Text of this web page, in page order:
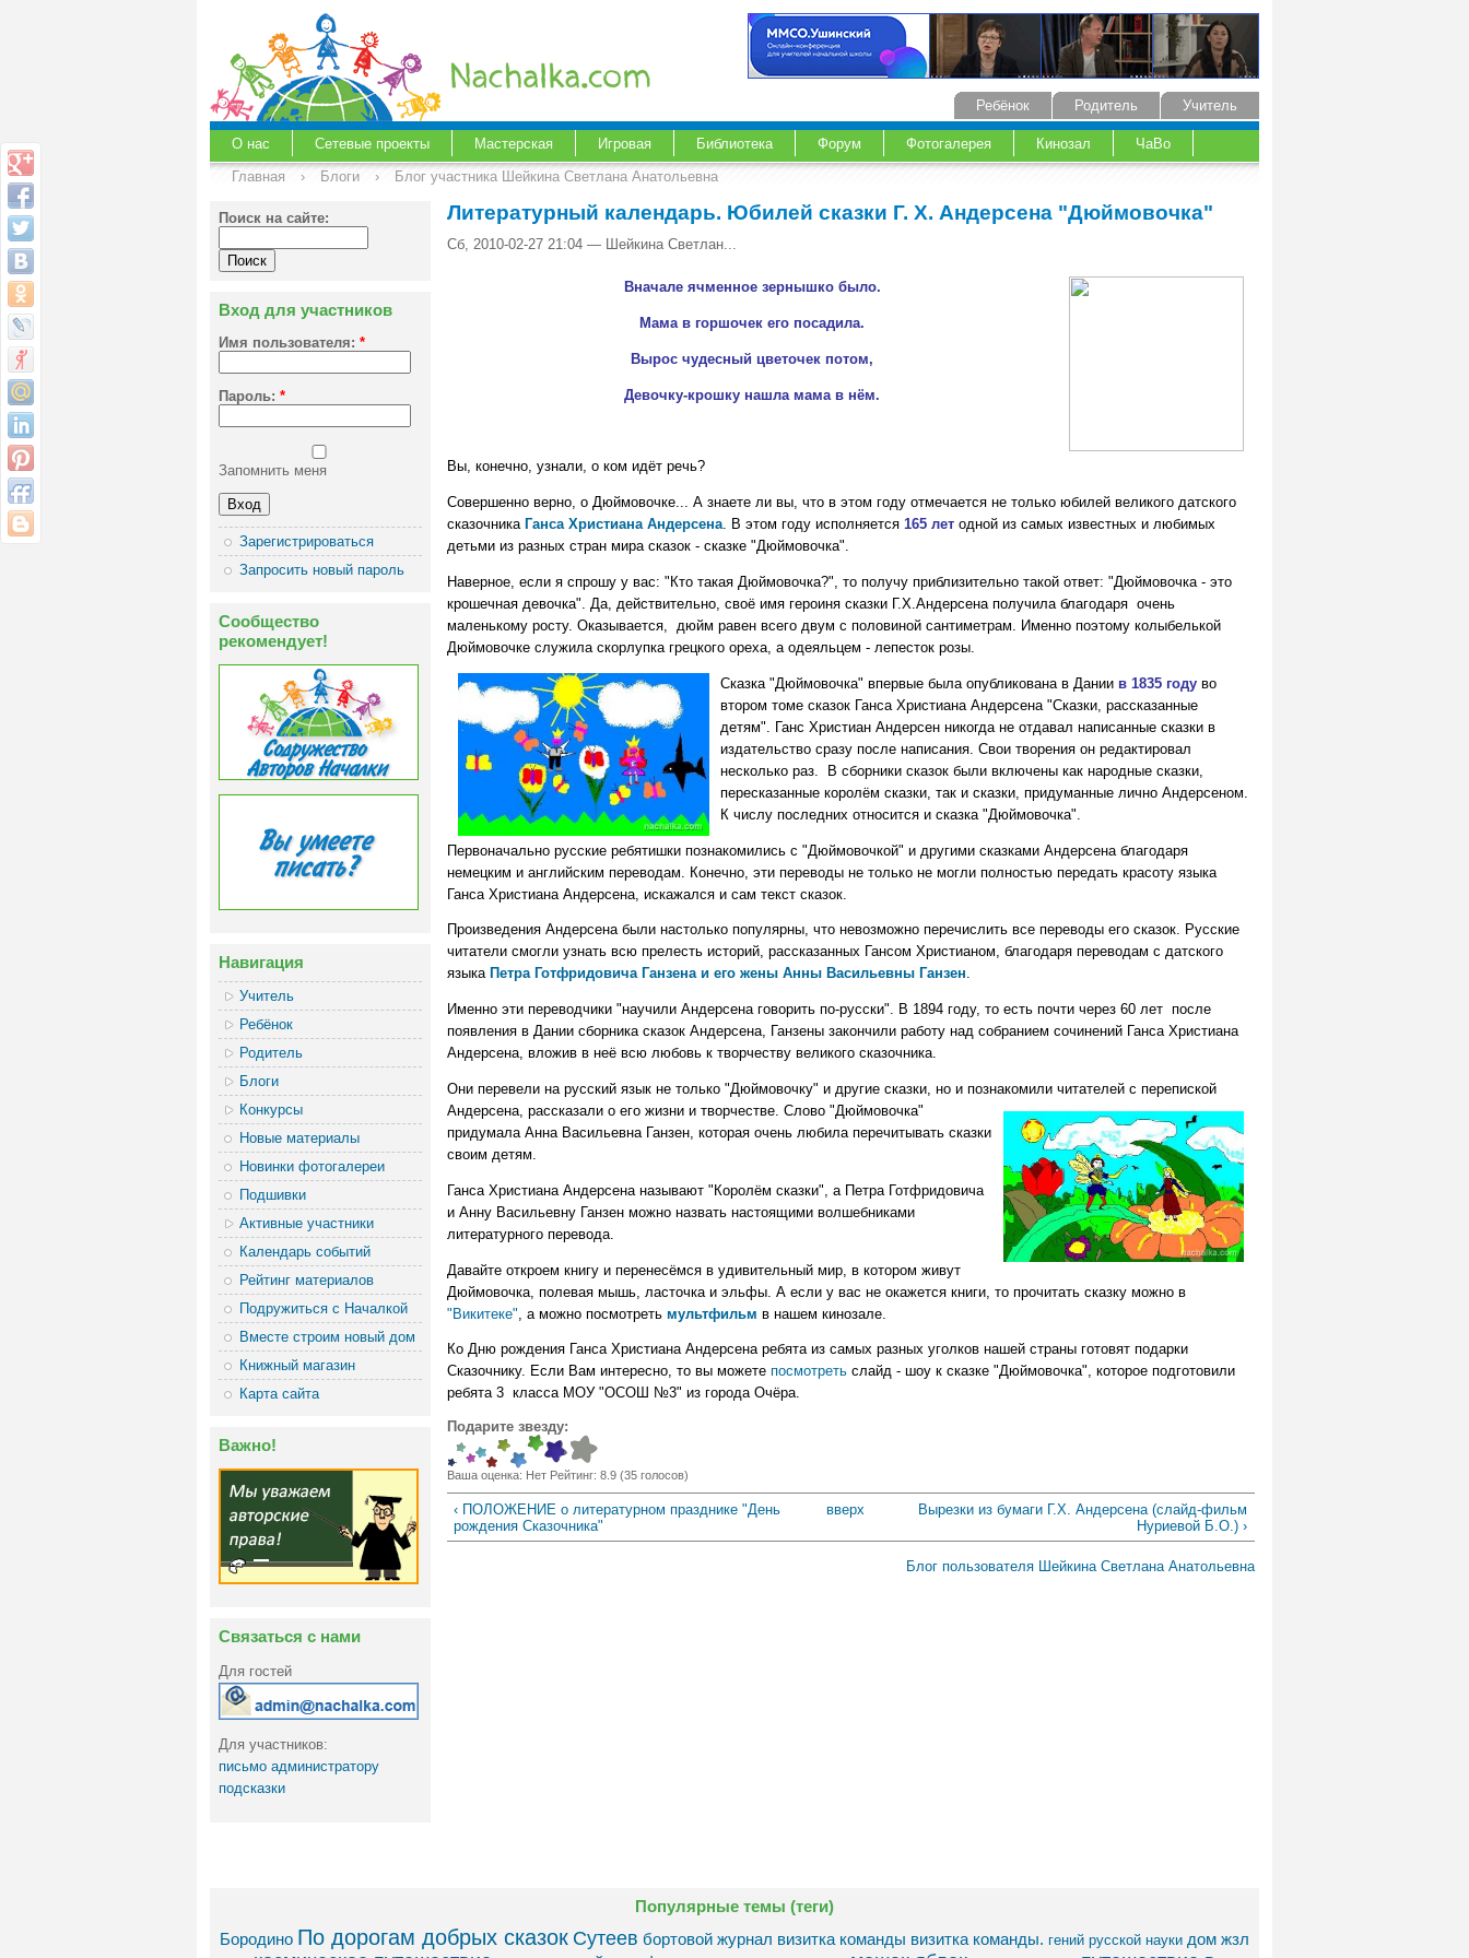
Учитель
Родитель
Ребёнок
О нас Сетевые проекты Мастерская Игровая Библиотека Форум Фотогалерея Кинозал
ЧаВо
Главная
› Блоги › Блог участника Шейкина Светлана Анатольевна
Поиск на сайте:
Вход для участников
Имя пользователя: *
Пароль: *
Запомнить меня
Зарегистрироваться
Запросить новый пароль
Сообщество
рекомендует!
Навигация
Учитель
Ребёнок
Родитель
Блоги
Конкурсы
Новые материалы
Новинки фотогалереи
Подшивки
Активные участники
Календарь событий
Рейтинг материалов
Подружиться с Началкой
Вместе строим новый дом
Книжный магазин
Карта сайта
Важно!
Связаться с нами
Для гостей
Для участников:
письмо администратору
подсказки
Литературный календарь. Юбилей сказки Г. Х. Андерсена "Дюймовочка"
Сб, 2010-02-27 21:04 — Шейкина Светлан...
Вначале ячменное зернышко было.
Мама в горшочек его посадила.
Вырос чудесный цветочек потом,
Девочку-крошку нашла мама в нём.
Вы, конечно, узнали, о ком идёт речь?
Совершенно верно, о Дюймовочке... А знаете ли вы, что в этом году отмечается не только юбилей великого датского
сказочника Ганса Христиана Андерсена. В этом году исполняется 165 летодной из самых известных и любимых
детьми из разных стран мира сказок - сказке "Дюймовочка".
Наверное, если я спрошу у вас: "Кто такая Дюймовочка?", то получу приблизительно такой ответ: "Дюймовочка - это
крошечная девочка". Да, действительно, своё имя героиня сказки Г.Х.Андерсена получила благодаря очень
маленькому росту. Оказывается, дюйм равен всего двум с половиной сантиметрам. Именно поэтому колыбелькой
Дюймовочке служила скорлупка грецкого ореха, а одеяльцем - лепесток розы.
Сказка "Дюймовочка" впервые была опубликована в Дании в 1835 годуво
втором томе сказок Ганса Христиана Андерсена "Сказки, рассказанные
детям". Ганс Христиан Андерсен никогда не отдавал написанные сказки в
издательство сразу после написания. Свои творения он редактировал
несколько раз. В сборники сказок были включены как народные сказки,
пересказанные королём сказки, так и сказки, придуманные лично Андерсеном.
К числу последних относится и сказка "Дюймовочка".
Первоначально русские ребятишки познакомились с "Дюймовочкой" и другими сказками Андерсена благодаря
немецким и английским переводам. Конечно, эти переводы не только не могли полностью передать красоту языка
Ганса Христиана Андерсена, искажался и сам текст сказок.
Произведения Андерсена были настолько популярны, что невозможно перечислить все переводы его сказок. Русские
читатели смогли узнать всю прелесть историй, рассказанных Гансом Христианом, благодаря переводам с датского
языка Петра Готфридовича Ганзена и его жены Анны Васильевны Ганзен.
Именно эти переводчики "научили Андерсена говорить по-русски". В 1894 году, то есть почти через 60 лет после
появления в Дании сборника сказок Андерсена, Ганзены закончили работу над собранием сочинений Ганса Христиана
Андерсена, вложив в неё всю любовь к творчеству великого сказочника.
Они перевели на русский язык не только "Дюймовочку" и другие сказки, но и познакомили читателей с перепиской
Андерсена, рассказали о его жизни и творчестве. Слово "Дюймовочка"
придумала Анна Васильевна Ганзен, которая очень любила перечитывать сказки
своим детям.
Ганса Христиана Андерсена называют "Королём сказки", а Петра Готфридовича
и Анну Васильевну Ганзен можно назвать настоящими волшебниками
литературного перевода.
Давайте откроем книгу и перенесёмся в удивительный мир, в котором живут
Дюймовочка, полевая мышь, ласточка и эльфы. А если у вас не окажется книги, то прочитать сказку можно в
"Викитеке" , а можно посмотреть мультфильм в нашем кинозале.
Ко Дню рождения Ганса Христиана Андерсена ребята из самых разных уголков нашей страны готовят подарки
Сказочнику. Если Вам интересно, то вы можетепосмотреть слайд - шоу к сказке "Дюймовочка", которое подготовили
ребята 3 класса МОУ "ОСОШ №3" из города Очёра.
Подарите звезду:
Ваша оценка: Нет Рейтинг: 8.9 (35голосов)
‹ ПОЛОЖЕНИЕ о литературном празднике "День
рождения Сказочника"
вверх
Вырезки из бумаги Г.Х. Андерсена (слайд-фильм
Нуриевой Б.О.) ›
Блог пользователя Шейкина Светлана Анатольевна
Популярные темы (теги)
Бородино По дорогам добрых сказок Сутеев бортовой журнал визитка команды визитка команды. гений русской науки дом жзл